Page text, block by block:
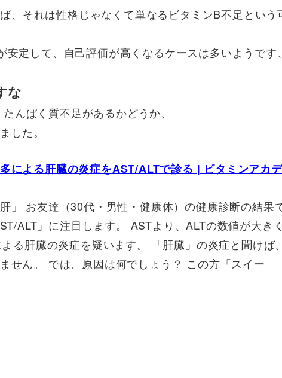
、それは性格じゃなくて単なるビタミンB不足という
定して、自己評価が高くなるケースは多いようです
な
んぱく質不足があるかどうか、
した。
による肝臓の炎症をAST/ALTで診る | ビタミンアカ
」 お友達（30代・男性・健康体）の健康診断の結果
ALT」に注目します。 ASTより、ALTの数値が大き
る肝臓の炎症を疑います。 「肝臓」の炎症と聞けば
せん。 では、原因は何でしょう？ この方「スイー